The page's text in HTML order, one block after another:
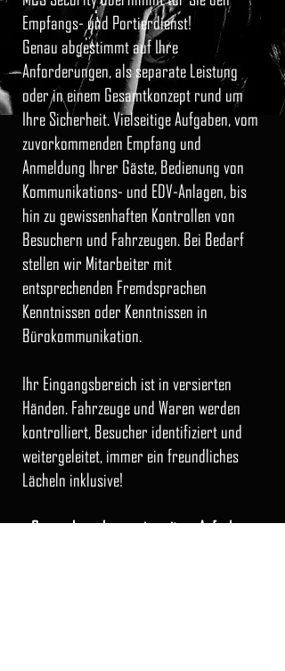
Empfangs- und Portierdienst!
Genau abgestimmt auf Ihre
Anforderungen, als separate Leistung
oder in einem Gesamtkonzept rund um
Ihre Sicherheit. Vielseitige Aufgaben, vom
zuvorkommenden Empfang und
Anmeldung Ihrer Gäste, Bedienung von
Kommunikations- und EDV-Anlagen, bis
hin zu gewissenhaften Kontrollen von
Besuchern und Fahrzeugen. Bei Bedarf
stellen wir Mitarbeiter mit
entsprechenden Fremdsprachen
Kenntnissen oder Kenntnissen in
Bürokommunikation.
Ihr Eingangsbereich ist in versierten
Händen. Fahrzeuge und Waren werden
kontrolliert, Besucher identifiziert und
weitergeleitet, immer ein freundliches
Lächeln inklusive!
Gerne übernehmen wir weitere Aufgaben: